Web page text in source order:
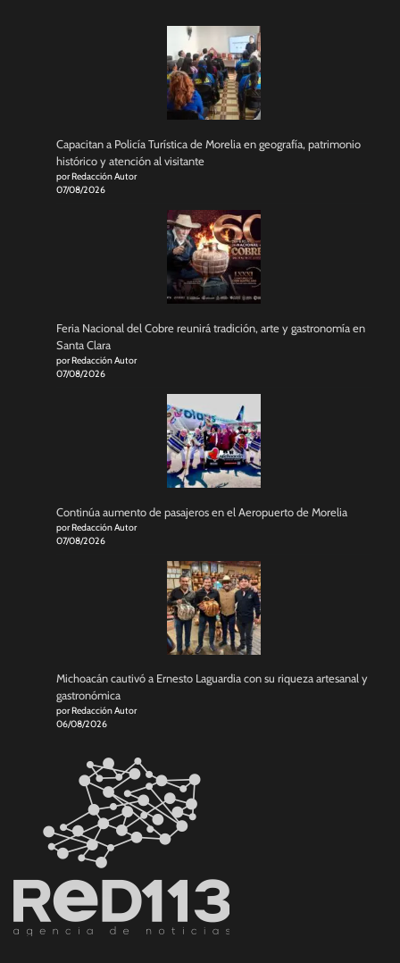
Capacitan a Policía Turística de Morelia en geografía, patrimonio
histórico y atención al visitante
por Redacción Autor
07/08/2026
Feria Nacional del Cobre reunirá tradición, arte y gastronomía en
Santa Clara
por Redacción Autor
07/08/2026
Continúa aumento de pasajeros en el Aeropuerto de Morelia
por Redacción Autor
07/08/2026
Michoacán cautivó a Ernesto Laguardia con su riqueza artesanal y
gastronómica
por Redacción Autor
06/08/2026